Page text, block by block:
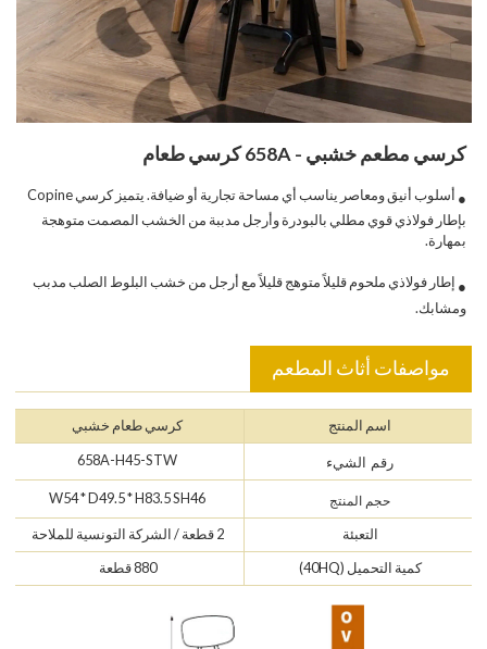
كرسي مطعم خشبي - 658A كرسي طعام
●
أسلوب أنيق ومعاصر يناسب أي مساحة تجارية أو ضيافة. يتميز كرسي Copine
بإطار فولاذي قوي مطلي بالبودرة وأرجل مدببة من الخشب المصمت متوهجة
بمهارة.
● إطار فولاذي ملحوم قليلاً متوهج قليلاً مع أرجل من خشب البلوط الصلب مدبب
ومشابك.
مواصفات أثاث المطعم
اسم المنتج كرسي طعام خشبي
رقم الشيء 658A-H45-STW
حجم المنتج W54 * D49.5 * H83.5 SH46
التعبئة
2 قطعة / الشركة التونسية للملاحة
كمية التحميل (40HQ)
880 قطعة